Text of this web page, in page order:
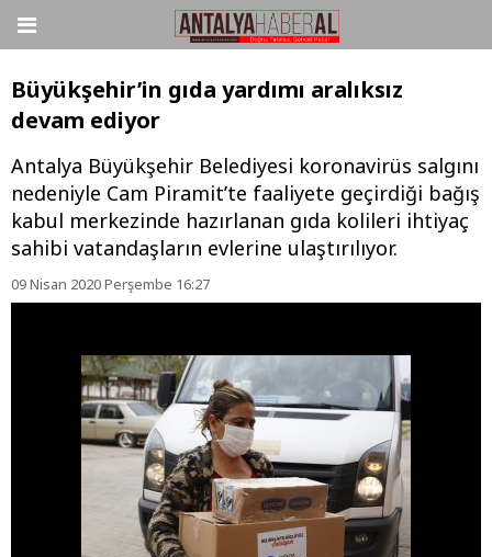
Büyükşehir’in gıda yardımı aralıksız
devam ediyor
Antalya Büyükşehir Belediyesi koronavirüs salgını
nedeniyle Cam Piramit’te faaliyete geçirdiği bağış
kabul merkezinde hazırlanan gıda kolileri ihtiyaç
sahibi vatandaşların evlerine ulaştırılıyor.
09 Nisan 2020 Perşembe 16:27